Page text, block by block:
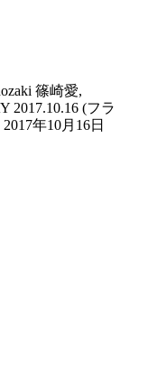
篠崎愛,
2017.10.16 (フラ
年10月16日